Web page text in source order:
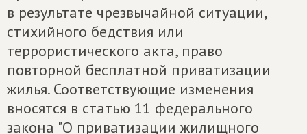
в результате чрезвычайной ситуации,
стихийного бедствия или
террористического акта, право
повторной бесплатной приватизации
жилья. Соответствующие изменения
вносятся в статью 11 федерального
закона "О приватизации жилищного